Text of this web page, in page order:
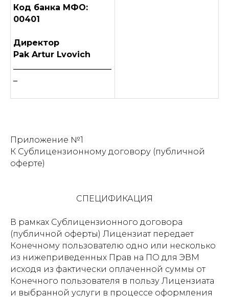
Код банка МФО:
00401
Директор
Pak Artur Lvovich
Приложение №1
К Сублицензионному договору (публичной
оферте)
СПЕЦИФИКАЦИЯ
В рамках Сублицензионного договора
(публичной оферты) Лицензиат передает
Конечному пользователю одно или несколько
из нижеприведенных Прав на ПО для ЭВМ
исходя из фактически оплаченной суммы от
Конечного пользователя в пользу Лицензиата
и выбранной услуги в процессе оформления